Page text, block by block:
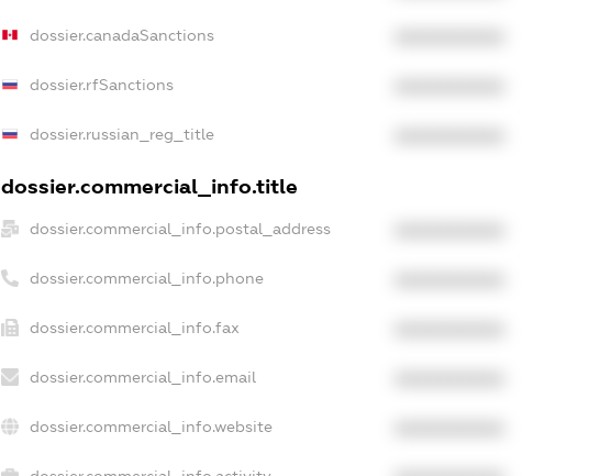
dossier.canadaSanctions
dossier.rfSanctions
dossier.russian_reg_title
dossier.commercial_info.title
dossier.commercial_info.postal_address
dossier.commercial_info.phone
dossier.commercial_info.fax
dossier.commercial_info.email
dossier.commercial_info.website